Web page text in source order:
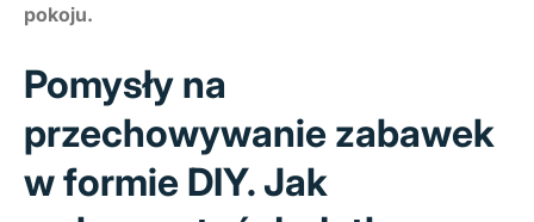
pokoju.
Pomysły na
przechowywanie zabawek
w formie DIY. Jak